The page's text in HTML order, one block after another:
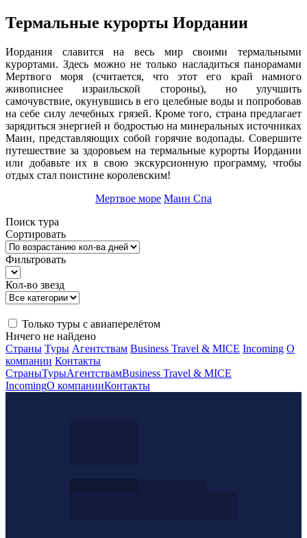
Термальные курорты Иордании
Иордания славится на весь мир своими термальными
курортами. Здесь можно не только насладиться панорамами
Мертвого моря (считается, что этот его край намного
живописнее израильской стороны), но улучшить
самочувствие, окунувшись в его целебные воды и попробовав
на себе силу лечебных грязей. Кроме того, страна предлагает
зарядиться энергией и бодростью на минеральных источниках
Маин, представляющих собой горячие водопады. Совершите
путешествие за здоровьем на термальные курорты Иордании
или добавьте их в свою экскурсионную программу, чтобы
отдых стал поистине королевским!
Мертвое море Маин Спа
Поиск тура
Сортировать
Фильтровать
Кол-во звезд
Только туры с авиаперелётом
Ничего не найдено
Страны Туры Агентствам Business Travel & MICE Incoming О
компании Контакты
СтраныТурыАгентствамBusiness Travel & MICE
IncomingО компанииКонтакты